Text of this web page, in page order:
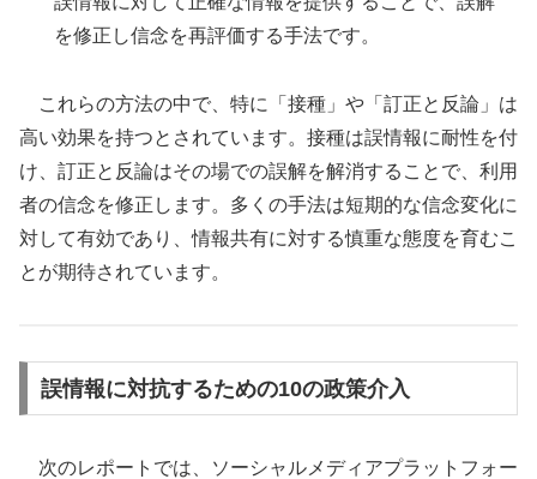
を修正し信念を再評価する手法です。
これらの方法の中で、特に「接種」や「訂正と反論」は
高い効果を持つとされています。接種は誤情報に耐性を付
け、訂正と反論はその場での誤解を解消することで、利用
者の信念を修正します。多くの手法は短期的な信念変化に
対して有効であり、情報共有に対する慎重な態度を育むこ
とが期待されています。
誤情報に対抗するための10の政策介入
次のレポートでは、ソーシャルメディアプラットフォー